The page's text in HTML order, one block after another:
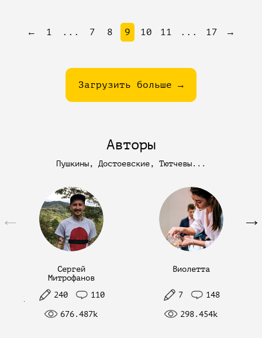
Загрузить больше →
← 1 ... 7 8 9 10 11 ... 17 →
Авторы
Пушкины, Достоевские, Тютчевы...
Сергей
Митрофанов
240
110
676.487k
Виолетта
7 148
298.454k
← →